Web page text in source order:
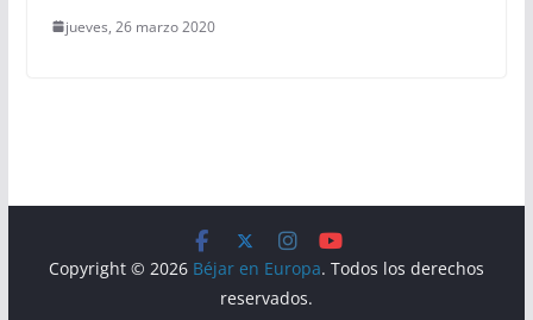
jueves, 26 marzo 2020
Copyright © 2026 Béjar en Europa. Todos los derechos
reservados.